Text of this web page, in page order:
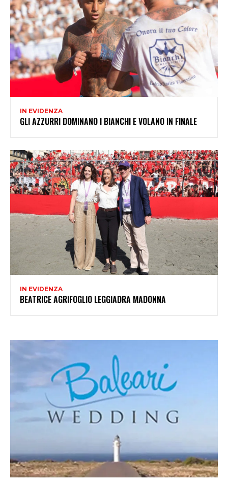
IN EVIDENZA
GLI AZZURRI DOMINANO I BIANCHI E VOLANO IN FINALE
IN EVIDENZA
BEATRICE AGRIFOGLIO LEGGIADRA MADONNA